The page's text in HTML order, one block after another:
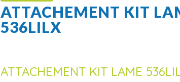
ATTACHEMENT KIT
536LILX
ATTACHEMENT KIT LAME